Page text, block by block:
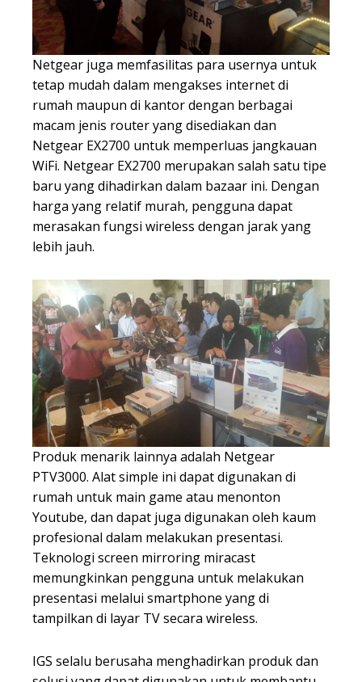
Netgear juga memfasilitas para usernya untuk
tetap mudah dalam mengakses internet di
rumah maupun di kantor dengan berbagai
macam jenis router yang disediakan dan
Netgear EX2700 untuk memperluas jangkauan
WiFi. Netgear EX2700 merupakan salah satu tipe
baru yang dihadirkan dalam bazaar ini. Dengan
harga yang relatif murah, pengguna dapat
merasakan fungsi wireless dengan jarak yang
lebih jauh.
Produk menarik lainnya adalah Netgear
PTV3000. Alat simple ini dapat digunakan di
rumah untuk main game atau menonton
Youtube, dan dapat juga digunakan oleh kaum
profesional dalam melakukan presentasi.
Teknologi screen mirroring miracast
memungkinkan pengguna untuk melakukan
presentasi melalui smartphone yang di
tampilkan di layar TV secara wireless.
IGS selalu berusaha menghadirkan produk dan